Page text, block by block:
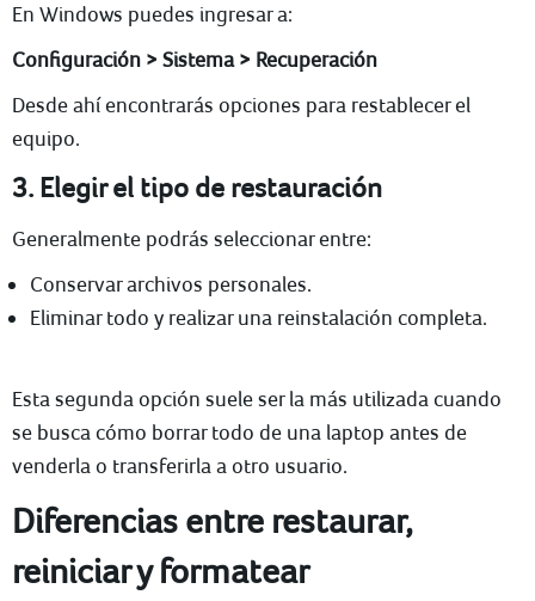
En Windows puedes ingresar a:
Configuración > Sistema > Recuperación
Desde ahí encontrarás opciones para restablecer el
equipo.
3. Elegir el tipo de restauración
Generalmente podrás seleccionar entre:
Conservar archivos personales.
Eliminar todo y realizar una reinstalación completa.
Esta segunda opción suele ser la más utilizada cuando
se busca cómo borrar todo de una laptop antes de
venderla o transferirla a otro usuario.
Diferencias entre restaurar,
reiniciar y formatear